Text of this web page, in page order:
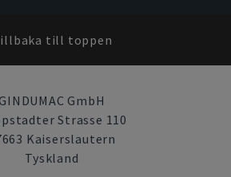
till toppen
GmbH
Strasse 110
Kaiserslautern
Tyskland